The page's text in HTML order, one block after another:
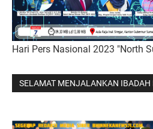
Hari Pers Nasional 2023 "North
SELAMAT MENJALANKAN IBADAH